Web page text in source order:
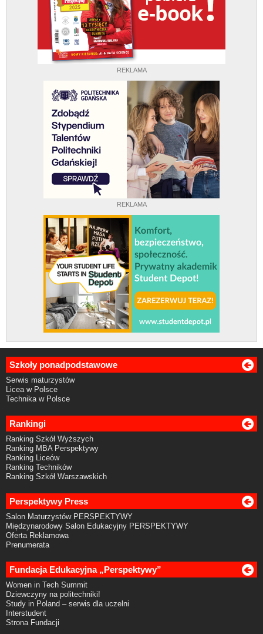
REKLAMA
REKLAMA
Szkoły ponadpodstawowe
Serwis maturzystów
Licea w Polsce
Technika w Polsce
Rankingi
Ranking Szkół Wyższych
Ranking MBA Perspektywy
Ranking Liceów
Ranking Techników
Ranking Szkół Warszawskich
Perspektywy Press
Salon Maturzystów PERSPEKTYWY
Międzynarodowy Salon Edukacyjny PERSPEKTYWY
Oferta Reklamowa
Prenumerata
Fundacja Edukacyjna „Perspektywy”
Women in Tech Summit
Dziewczyny na politechniki!
Study in Poland – serwis dla uczelni
Interstudent
Strona Fundacji